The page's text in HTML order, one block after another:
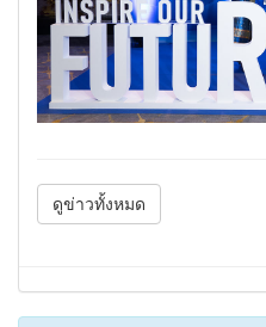
ดูข่าวทั้งหมด